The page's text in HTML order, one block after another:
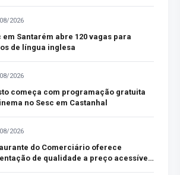
2026
em Santarém abre 120 vagas para
de língua inglesa
2026
começa com programação gratuita
no Sesc em Castanhal
2026
do Comerciário oferece
de qualidade a preço acessível